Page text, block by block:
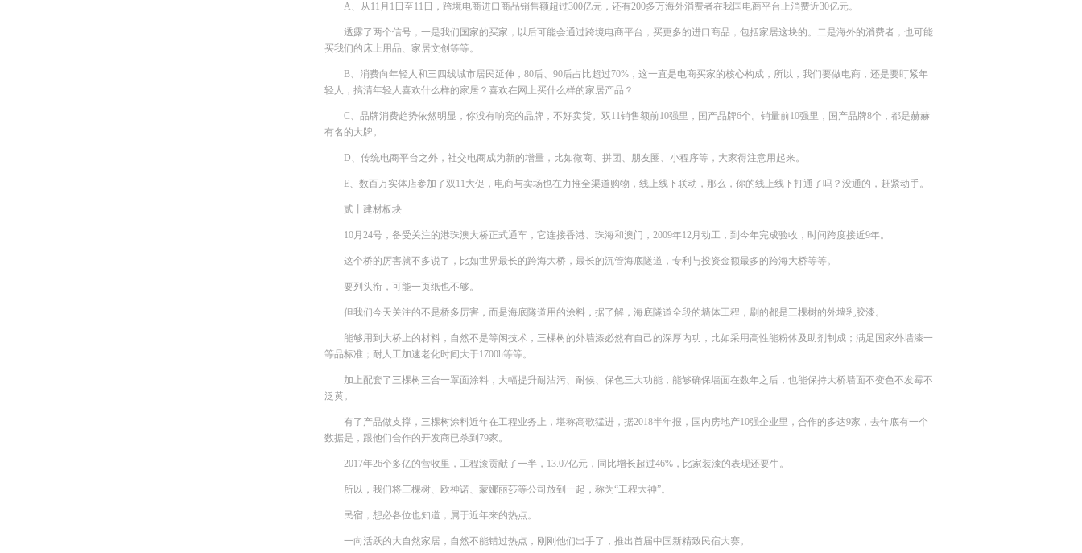
A、从11月1日至11日，跨境电商进口商品销售额超过300亿元，还有200多万海外消费者在我国电商平台上消费近30亿元。
透露了两个信号，一是我们国家的买家，以后可能会通过跨境电商平台，买更多的进口商品，包括家居这块的。二是海外的消费者，也可能
买我们的床上用品、家居文创等等。
B、消费向年轻人和三四线城市居民延伸，80后、90后占比超过70%，这一直是电商买家的核心构成，所以，我们要做电商，还是要盯紧年
轻人，搞清年轻人喜欢什么样的家居？喜欢在网上买什么样的家居产品？
C、品牌消费趋势依然明显，你没有响亮的品牌，不好卖货。双11销售额前10强里，国产品牌6个。销量前10强里，国产品牌8个，都是赫赫
有名的大牌。
D、传统电商平台之外，社交电商成为新的增量，比如微商、拼团、朋友圈、小程序等，大家得注意用起来。
E、数百万实体店参加了双11大促，电商与卖场也在力推全渠道购物，线上线下联动，那么，你的线上线下打通了吗？没通的，赶紧动手。
贰丨建材板块
10月24号，备受关注的港珠澳大桥正式通车，它连接香港、珠海和澳门，2009年12月动工，到今年完成验收，时间跨度接近9年。
这个桥的厉害就不多说了，比如世界最长的跨海大桥，最长的沉管海底隧道，专利与投资金额最多的跨海大桥等等。
要列头衔，可能一页纸也不够。
但我们今天关注的不是桥多厉害，而是海底隧道用的涂料，据了解，海底隧道全段的墙体工程，刷的都是三棵树的外墙乳胶漆。
能够用到大桥上的材料，自然不是等闲技术，三棵树的外墙漆必然有自己的深厚内功，比如采用高性能粉体及助剂制成；满足国家外墙漆一
等品标准；耐人工加速老化时间大于1700h等等。
加上配套了三棵树三合一罩面涂料，大幅提升耐沾污、耐候、保色三大功能，能够确保墙面在数年之后，也能保持大桥墙面不变色不发霉不
泛黄。
有了产品做支撑，三棵树涂料近年在工程业务上，堪称高歌猛进，据2018半年报，国内房地产10强企业里，合作的多达9家，去年底有一个
数据是，跟他们合作的开发商已杀到79家。
2017年26个多亿的营收里，工程漆贡献了一半，13.07亿元，同比增长超过46%，比家装漆的表现还要牛。
所以，我们将三棵树、欧神诺、蒙娜丽莎等公司放到一起，称为“工程大神”。
民宿，想必各位也知道，属于近年来的热点。
一向活跃的大自然家居，自然不能错过热点，刚刚他们出手了，推出首届中国新精致民宿大赛。